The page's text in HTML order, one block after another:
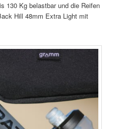
130 Kg belastbar und die Reifen
Hill 48mm Extra Light mit